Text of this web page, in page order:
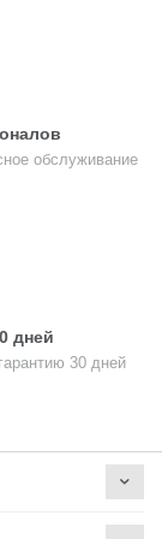
+
−
обслуживание
дней
30 дней